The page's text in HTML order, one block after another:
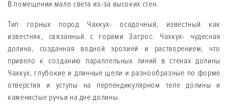
В помещении мало света из-за высоких стен.
Тип горных пород Чаxкух- осадочный, известный как
известняк, связанный с горами Загрос. Чаxкух- чудесная
долина, созданная водной эрозией и растворением, что
привело к созданию параллельных линий в стенах долины
Чаxкух, глубокие и длинные щели и разнообразные по форме
отверстия и уступы на перпендикулярном теле долины и
каменистые ручьи на дне долины.